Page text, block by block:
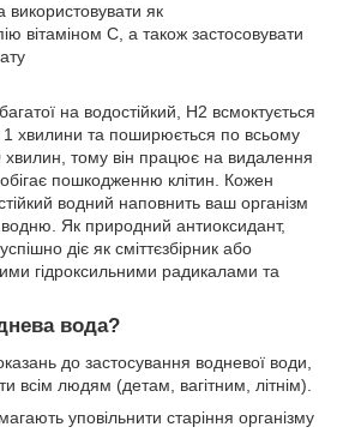
використовувати як
вітаміном С, а також застосовувати
на водостійкий, Н2 всмоктується
1 хвилини та поширюється по всьому
хвилин, тому він працює на видалення
пошкодженню клітин. Кожен
водний наповнить ваш організм
Як природний антиоксидант,
діє як сміттєзбірник або
гідроксильними радикалами та
вода?
до застосування водневої води,
всім людям (детам, вагітним, літнім).
уповільнити старіння організму